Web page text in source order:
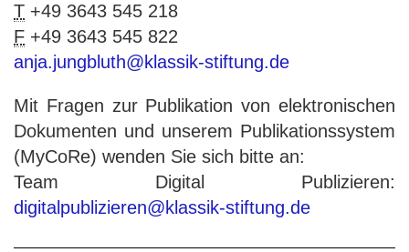
T +49 3643 545 218
F +49 3643 545 822
anja.jungbluth@klassik-stiftung.de
Mit Fragen zur Publikation von elektronischen
Dokumenten und unserem Publikationssystem
(MyCoRe) wenden Sie sich bitte an:
Team Digital Publizieren:
digitalpublizieren@klassik-stiftung.de